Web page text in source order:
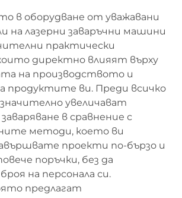
в оборудване от уважавани
на лазерни заваръчни машини
практически
директно влияят върху
на производството и
продуктите ви. Преди всичко
увеличават
в сравнение с
методи, което ви
проекти по-бързо и
поръчки, без да
на персонала си.
предлагат